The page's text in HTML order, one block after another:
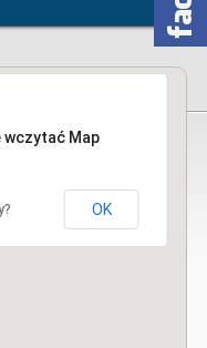
wczytać Map
OK